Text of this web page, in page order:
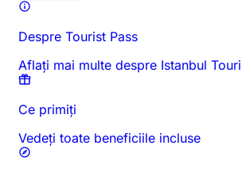
Despre Tourist Pass
Aflați mai multe despre Istanbul
Ce primiți
Vedeți toate beneficiile incluse